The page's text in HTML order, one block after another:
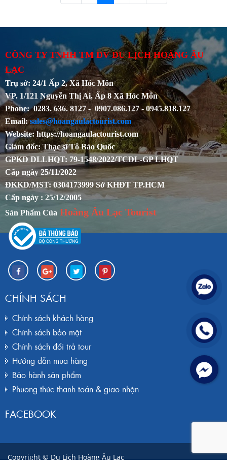
CÔNG TY TNHH TM DV DU LỊCH HOÀNG ÂU
LẠC
Trụ sở: 24/1 Ấp 2, Xã Hóc Môn
VP. 1/121 Nguyễn Thị Ai, Ấp 8 Xã Hóc Môn
Phone: 0283. 636. 8127 - 0907.086.127 - 0945.818.127
Email:sales@hoangaulactourist.com
Website: https://hoangaulactourist.com
Giám đốc: Thạc sĩ Tô Bảo Quốc
GPKD DLLHQT: 79-1548/2022/TCDL-GP LHQT
Cấp ngày 25/11/2022
ĐKKD/MST: 0304173999 Sở KHĐT TP.HCM
Cấp ngày : 25/12/2005
Sản Phẩm Của Hoàng Âu Lạc Tourist
CHÍNH SÁCH
Chính sách khách hàng
Chính sách bảo mật
Chính sách đổi trả tour
Hướng dẫn mua hàng
Bảo hành sản phẩm
Phương thức thanh toán & giao nhận
FACEBOOK
Copyright © Du Lịch Hoàng Âu Lạc